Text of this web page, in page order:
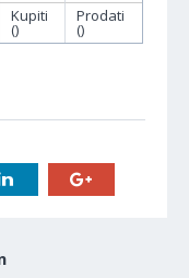
Kupiti
()
Prodati
()